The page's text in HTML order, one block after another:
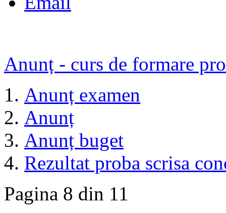
Anunț - curs de formare
Anunț examen
Anunț
Anunț buget
Rezultat proba scrisa
Pagina 8 din 11